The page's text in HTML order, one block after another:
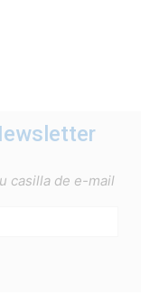
casilla de e-mail